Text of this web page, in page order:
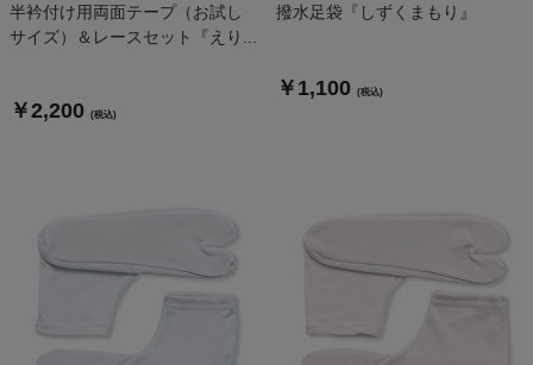
半衿付け用両面テープ（お試し
サイズ）＆レースセット『えり...
￥2,200 (税込)
撥水足袋『しずくまもり』
￥1,100 (税込)